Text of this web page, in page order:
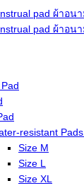
resistant
Size M
Size L
Size XL